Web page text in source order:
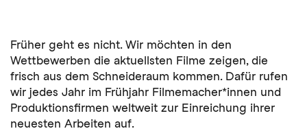
Früher geht es nicht. Wir möchten in den
Wettbewerben die aktuellsten Filme zeigen, die
frisch aus dem Schneideraum kommen. Dafür rufen
wir jedes Jahr im Frühjahr Filmemacher*innen und
Produktionsfirmen weltweit zur Einreichung ihrer
neuesten Arbeiten auf.